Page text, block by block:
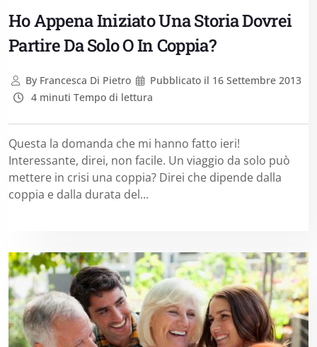
Ho Appena Iniziato Una Storia Dovrei
Partire Da Solo O In Coppia?
ByFrancesca Di Pietro Pubblicato il 16 Settembre 2013
4 minuti Tempo di lettura
Questa la domanda che mi hanno fatto ieri!
Interessante, direi, non facile. Un viaggio da solo può
mettere in crisi una coppia? Direi che dipende dalla
coppia e dalla durata del...